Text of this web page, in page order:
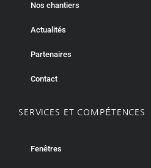
Nos chantiers
Actualités
Partenaires
Contact
SERVICES ET COMPÉTENCES
Fenêtres